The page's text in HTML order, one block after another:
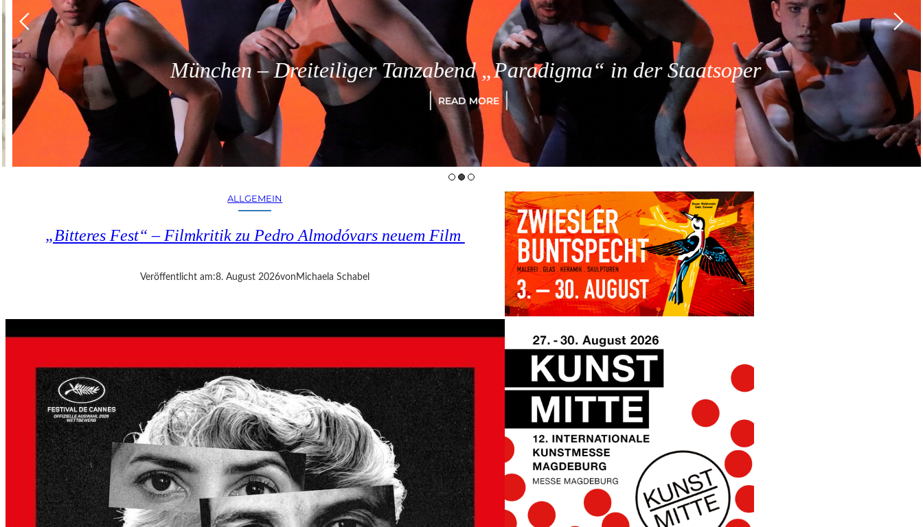
München – Dreiteiliger Tanzabend „Paradigma“ in der Staatsoper
READ MORE
ALLGEMEIN
„Bitteres Fest“ – Filmkritik zu Pedro Almodóvars neuem Film
Veröffentlicht am:8. August 2026von Michaela Schabel